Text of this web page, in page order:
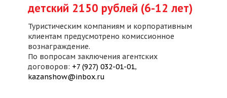
детский 2150 рублей (6-12 лет)
Туристическим компаниям и корпоративным
клиентам предусмотрено комиссионное
вознаграждение.
По вопросам заключения агентских
договоров: +7 (927) 032-01-01,
kazanshow@inbox.ru